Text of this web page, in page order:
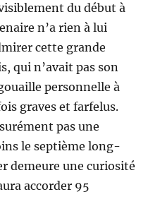
du début à
n’a rien à lui
cette grande
qui n’avait pas son
personnelle à
graves et farfelus.
pas une
le septième long-
demeure une curiosité
accorder 95